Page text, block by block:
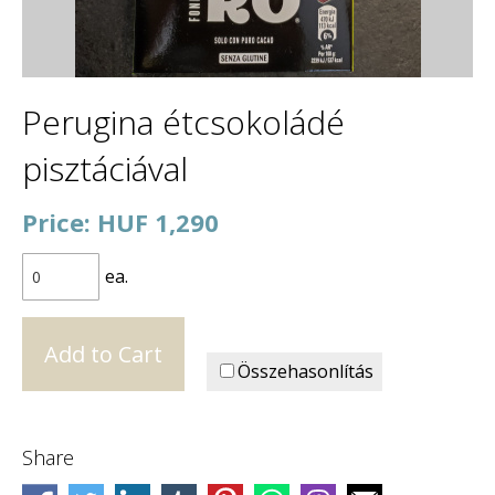
Perugina étcsokoládé
pisztáciával
Price: HUF 1,290
ea.
Összehasonlítás
Share